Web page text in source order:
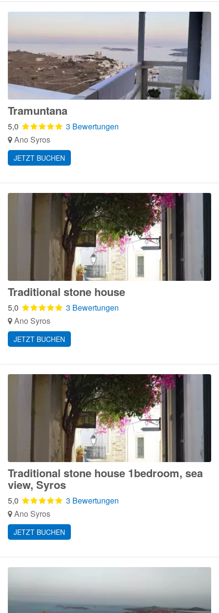
Tramuntana
5,0
3 Bewertungen
Ano Syros
JETZT BUCHEN
Traditional stone house
5,0
3 Bewertungen
Ano Syros
JETZT BUCHEN
Traditional stone house 1bedroom, sea
view, Syros
5,0
3 Bewertungen
Ano Syros
JETZT BUCHEN